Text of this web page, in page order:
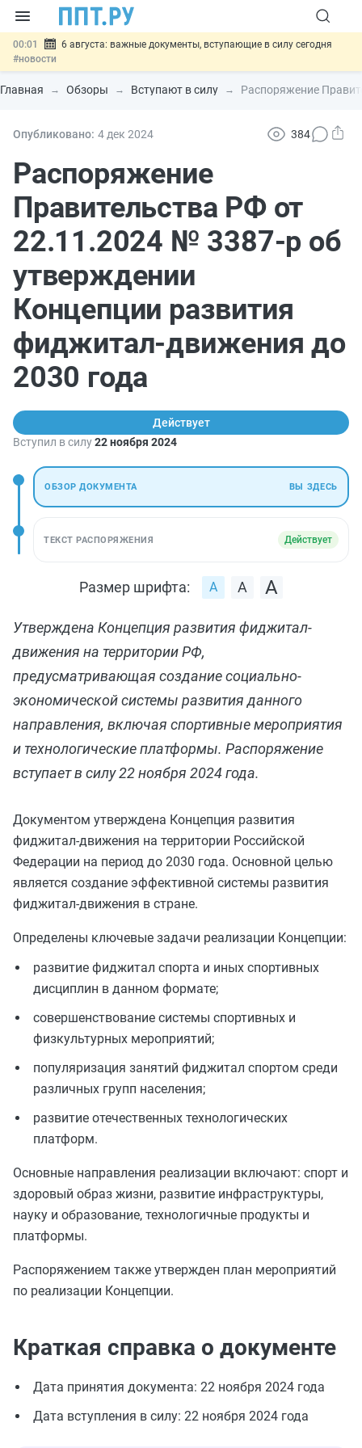
00:01
6 августа: важные документы, вступающие в силу сегодня
#новости
05.08 Обновили сообщения НПФ о договорах НПО и долгосрочных
сбережений#новости
05.08 Систему страхования вкладов распространили на электронные
05.08
#новости
Главная Обзоры Вступают в силу Распоряжение
Опубликовано: 4 дек 2024 384
Распоряжение
Правительства РФ от
22.11.2024 № 3387-р об
утверждении
Концепции развития
фиджитал-движения до
2030 года
Действует
Вступил в силу22 ноября 2024
ОБЗОР ДОКУМЕНТА ВЫ ЗДЕСЬ
ТЕКСТ РАСПОРЯЖЕНИЯ Действует
Размер шрифта:
Утверждена Концепция развития фиджитал-
движения на территории РФ,
предусматривающая создание социально-
экономической системы развития данного
направления, включая спортивные мероприятия
и технологические платформы. Распоряжение
вступает в силу 22 ноября 2024 года.
Документом утверждена Концепция развития
фиджитал-движения на территории Российской
Федерации на период до 2030 года. Основной целью
является создание эффективной системы развития
фиджитал-движения в стране.
Определены ключевые задачи реализации Концепции:
развитие фиджитал спорта и иных спортивных
дисциплин в данном формате;
совершенствование системы спортивных и
физкультурных мероприятий;
популяризация занятий фиджитал спортом среди
различных групп населения;
развитие отечественных технологических
платформ.
Основные направления реализации включают: спорт и
здоровый образ жизни, развитие инфраструктуры,
науку и образование, технологичные продукты и
платформы.
Распоряжением также утвержден план мероприятий
по реализации Концепции.
Краткая справка о документе
Дата принятия документа: 22 ноября 2024 года
Дата вступления в силу: 22 ноября 2024 года